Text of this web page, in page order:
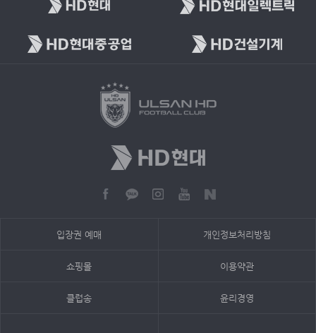
입장권 예매 개인정보처리방침
쇼핑몰 이용약관
클럽송 윤리경영